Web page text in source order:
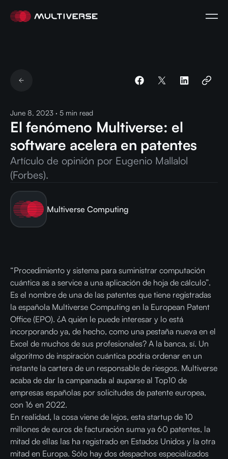
June 8, 2023 · 5 min read
El fenómeno Multiverse: el
software acelera en patentes
Artículo de opinión por Eugenio Mallalol
(Forbes).
Multiverse Computing
“Procedimiento y sistema para suministrar computación
cuántica as a service a una aplicación de hoja de cálculo”.
Es el nombre de una de las patentes que tiene registradas
la española Multiverse Computing en la European Patent
Office (EPO). ¿A quién le puede interesar y lo está
incorporando ya, de hecho, como una pestaña nueva en el
Excel de muchos de sus profesionales? A la banca, sí. Un
algoritmo de inspiración cuántica podría ordenar en un
instante la cartera de un responsable de riesgos. Multiverse
acaba de dar la campanada al auparse al Top10 de
empresas españolas por solicitudes de patente europea,
con 16 en 2022.
En realidad, la cosa viene de lejos, esta startup de 10
millones de euros de facturación suma ya 60 patentes, la
mitad de ellas las ha registrado en Estados Unidos y la otra
mitad en Europa. Sólo hay dos despachos especializados